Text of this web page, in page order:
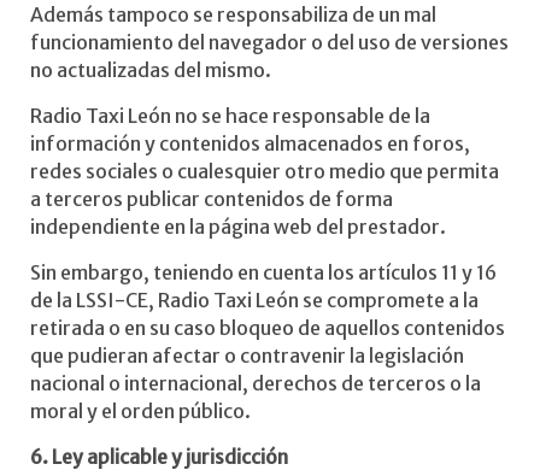
Además tampoco se responsabiliza de un mal
funcionamiento del navegador o del uso de versiones
no actualizadas del mismo.
Radio Taxi León no se hace responsable de la
información y contenidos almacenados en foros,
redes sociales o cualesquier otro medio que permita
a terceros publicar contenidos de forma
independiente en la página web del prestador.
Sin embargo, teniendo en cuenta los artículos 11 y 16
de la LSSI-CE, Radio Taxi León se compromete a la
retirada o en su caso bloqueo de aquellos contenidos
que pudieran afectar o contravenir la legislación
nacional o internacional, derechos de terceros o la
moral y el orden público.
6. Ley aplicable y jurisdicción